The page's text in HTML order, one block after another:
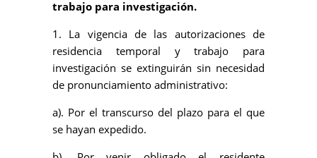
trabajo para investigación.
1. La vigencia de las autorizaciones de
residencia temporal y trabajo para
investigación se extinguirán sin necesidad
de pronunciamiento administrativo:
a). Por el transcurso del plazo para el que
se hayan expedido.